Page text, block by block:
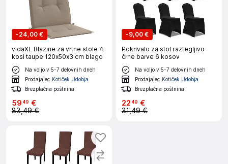
-24,00 €
vidaXL Blazine za vrtne stole 4
kosi taupe 120x50x3 cm blago
Na voljo v 5-7 delovnih dneh
Prodajalec Kotiček Udobja
Brezplačna poštnina
5949 €
83,49 €
-9,00 €
Pokrivalo za stol raztegljivo
črne barve 6 kosov
Na voljo v 5-7 delovnih dneh
Prodajalec Kotiček Udobja
Brezplačna poštnina
2249 €
31,49 €